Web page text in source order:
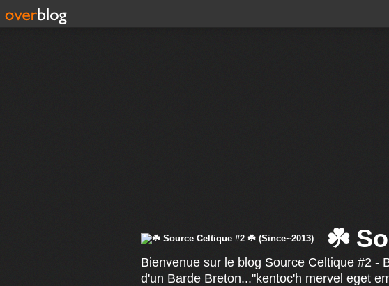
☘️
Bienvenue sur le blog Source Celtique #2 -
d'un Barde Breton..."kentoc'h mervel eget